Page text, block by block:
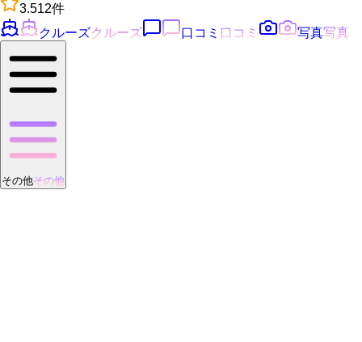
3.512件
クルーズクルーズ 口コミ 口コミ 写真写真
その他その他